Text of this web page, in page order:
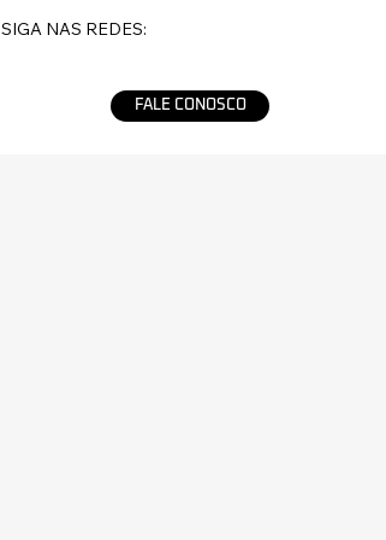
SIGA NAS REDES:
FALE CONOSCO